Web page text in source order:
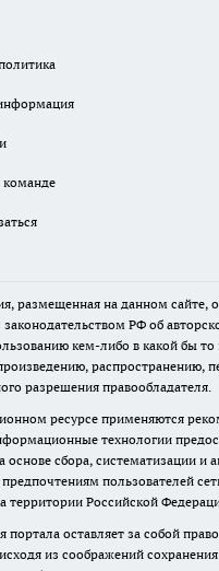
размещенная на данном сайте,
законодательством РФ об
кем-либо в какой бы
распространению,
разрешения правообладателя.
ресурсе применяются
технологии
сбора, систематизации и
пользователей
территории Российской
портала оставляет за собой
из соображений